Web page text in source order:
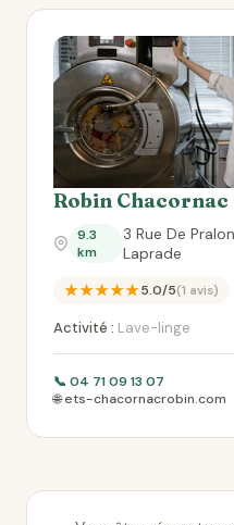
Robin Chacornac
9.3
km
3 Rue De
Laprade
★★★★★5.0/5(1 avis)
Activité : Lave-linge
📞 04 71 09 13 07
🌐 ets-chacornacrobin.com